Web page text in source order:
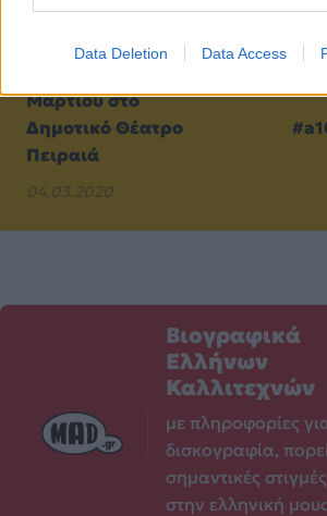
Data Deletion Data Access
Ο ΜΑΚΜΠΕΘ του
Ουίλιαμ Σαίξπηρ από
Μαρτίου στο
Δημοτικό Θέατρο
Πειραιά
04.03.2020
Βιογραφικά
Ελλήνων
Καλλιτεχνών
με πληροφορίες
δισκογραφία,
σημαντικές
στην ελληνική